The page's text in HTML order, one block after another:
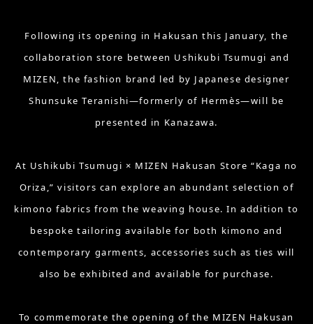
Following its opening in Hakusan this January, the
collaboration store between Ushikubi Tsumugi and
MIZEN, the fashion brand led by Japanese designer
Shunsuke Teranishi—formerly of Hermès—will be
presented in Kanazawa.
At Ushikubi Tsumugi × MIZEN Hakusan Store “Kaga no
Oriza,” visitors can explore an abundant selection of
kimono fabrics from the weaving house. In addition to
bespoke tailoring available for both kimono and
contemporary garments, accessories such as ties will
also be exhibited and available for purchase.
To commemorate the opening of the MIZEN Hakusan